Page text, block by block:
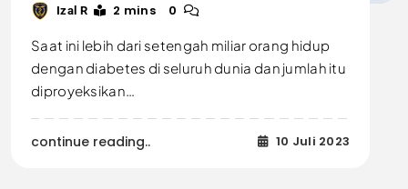
Izal R 2 mins
0
Saat ini lebih dari setengah miliar orang hidup
dengan diabetes di seluruh dunia dan jumlah itu
diproyeksikan…
continue reading.. 10 Juli 2023